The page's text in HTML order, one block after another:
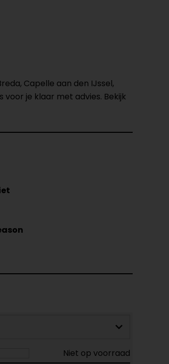
Capelle aan den IJssel,
je klaar met advies. Bekijk
Niet op voorraad